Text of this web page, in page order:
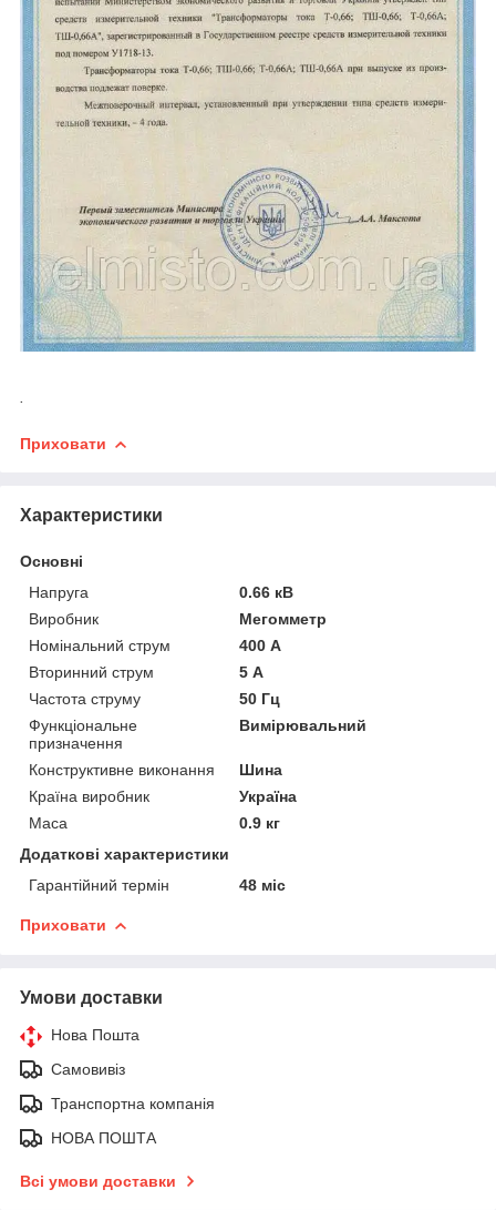
Приховати
Характеристики
Основні
Напруга
0.66 кВ
Виробник
Мегомметр
Номінальний струм
400 А
Вторинний струм
5 А
Частота струму
50 Гц
Функціональне
призначення
Вимірювальний
Конструктивне виконання
Шина
Країна виробник
Україна
Маса
0.9 кг
Додаткові характеристики
Гарантійний термін
48 міс
Приховати
Умови доставки
Нова Пошта
Самовивіз
Транспортна компанія
НОВА ПОШТА
Всі умови доставки